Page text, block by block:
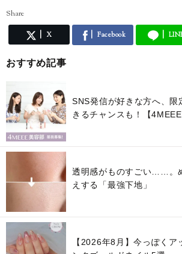
Share
X Facebook
おすすめ記事
SNS発信が好きな方へ、限
きるチャンスも！【
透明感がものすごい……。
えする「最強下地」
【2026年8月】今っぽくア